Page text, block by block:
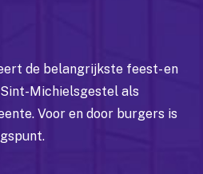
de belangrijkste feest- en
Michielsgestel als
Voor en door burgers is